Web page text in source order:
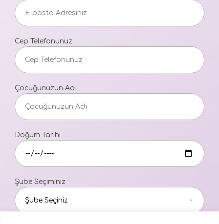
Cep Telefonunuz
Çocuğunuzun Adı
Doğum Tarihi
Şube Seçiminiz